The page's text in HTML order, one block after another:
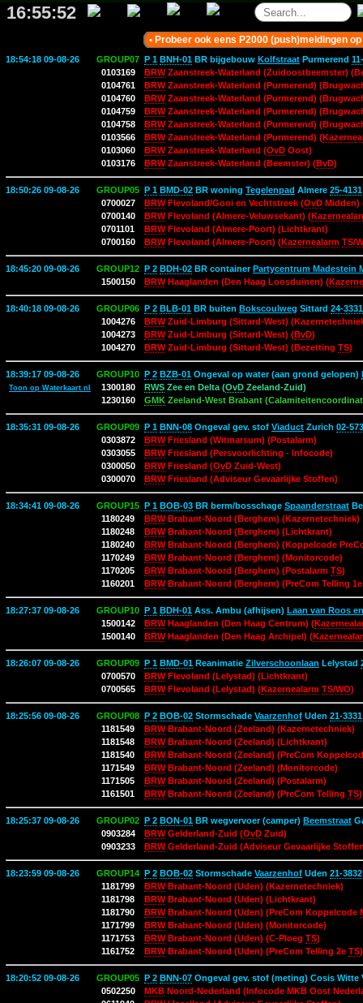
16:55:53
• Probeer ook eens P2000 (push)meldingen
18:54:18 09-08-26 GROUP07 P 1 BNH-01 BR bijgebouw Kolfstraat Purmerend
0103169
BRWZaanstreek-Waterland (Zuidoostbeemster)
0104761
BRWZaanstreek-Waterland (Purmerend)
0104760
BRWZaanstreek-Waterland (Purmerend)
0104759
BRWZaanstreek-Waterland (Purmerend)
0104758
BRWZaanstreek-Waterland (Purmerend)
0103566
BRWZaanstreek-Waterland (Purmerend) (
0103060
BRWZaanstreek-Waterland (OvD Oost)
0103176
BRWZaanstreek-Waterland (Beemster) (BvD)
18:50:26 09-08-26 GROUP05 P 1 BMD-02 BR woning Tegelenpad Almere 25-4131
0700027
BRWFlevoland/Gooi en Vechtstreek (OvD Midden)
0700140
BRWFlevoland (Almere-Veluwsekant) (
0701101
BRWFlevoland (Almere-Poort) (Lichtkrant)
0700160
BRWFlevoland (Almere-Poort) (Kazernealarm TS/
18:45:20 09-08-26 GROUP12 P 2 BDH-02 BR containerPartycentrum Madestein
1500150
BRWHaaglanden (Den Haag Loosduinen) (
18:40:18 09-08-26 GROUP06 P 2 BLB-01 BR buiten Bokscoulweg Sittard 24-3331
1004276
BRWZuid-Limburg (Sittard-West)
1004273
BRWZuid-Limburg (Sittard-West) (BvD)
1004270
BRWZuid-Limburg (Sittard-West) (Bezetting TS)
18:39:17 09-08-26 GROUP10 P 2 BZB-01 Ongeval op water (aan grond gelopen)
Toon op Waterkaart.nl 1300180 RWS Zee en Delta (OvD Zeeland-Zuid)
1230160
GMK Zeeland-West Brabant
18:35:31 09-08-26 GROUP09 P 1 BNN-08 Ongeval gev. stof Viaduct Zurich 02-
0303872
BRWFriesland (Witmarsum) (Postalarm)
0303055
BRWFriesland (Persvoorlichting - Infocode)
0300050
BRWFriesland (OvD Zuid-West)
0300070
BRWFriesland (Adviseur Gevaarlijke Stoffen)
18:34:41 09-08-26 GROUP15 P 1 BOB-03 BR berm/bosschage Spaanderstraat
1180249
BRWBrabant-Noord (Berghem) (Kazernetechniek)
1180248
BRWBrabant-Noord (Berghem) (Lichtkrant)
1180240
BRWBrabant-Noord (Berghem) (Koppelcode
1170249
BRWBrabant-Noord (Berghem) (Monitorcode)
1170205
BRWBrabant-Noord (Berghem) (Postalarm TS)
1160201
BRWBrabant-Noord (Berghem) (PreCom Telling
18:27:37 09-08-26 GROUP10 P 1 BDH-01 Ass. Ambu (afhijsen) Laan van Roos
1500142
BRWHaaglanden (Den Haag Centrum) (
1500140
BRWHaaglanden (Den Haag Archipel) (
18:26:07 09-08-26 GROUP09 P 1 BMD-01 Reanimatie Zilverschoonlaan Lelystad
0700570
BRWFlevoland (Lelystad) (Lichtkrant)
0700565
BRWFlevoland (Lelystad) (Kazernealarm TS/WO)
18:25:56 09-08-26 GROUP08 P 2 BOB-02 Stormschade Vaarzenhof Uden 21-3331
1181549
BRWBrabant-Noord (Zeeland) (Kazernetechniek)
1181548
BRWBrabant-Noord (Zeeland) (Lichtkrant)
1181540
BRWBrabant-Noord (Zeeland) (PreCom
1171549
BRWBrabant-Noord (Zeeland) (Monitorcode)
1171505
BRWBrabant-Noord (Zeeland) (Postalarm)
1161501
BRWBrabant-Noord (Zeeland) (PreCom Telling TS)
18:25:37 09-08-26 GROUP02 P 2 BON-01 BR wegvervoer (camper) Beemstraat
0903284
BRWGelderland-Zuid (OvD Zuid)
0903233
BRWGelderland-Zuid (Adviseur Gevaarlijke
18:23:59 09-08-26 GROUP14 P 2 BOB-02 Stormschade Vaarzenhof Uden 21-3832
1181799
BRWBrabant-Noord (Uden) (Kazernetechniek)
1181798
BRWBrabant-Noord (Uden) (Lichtkrant)
1181790
BRWBrabant-Noord (Uden) (PreCom Koppelcode
1171799
BRWBrabant-Noord (Uden) (Monitorcode)
1171753
BRWBrabant-Noord (Uden) (C-Ploeg TS)
1161752
BRWBrabant-Noord (Uden) (PreCom Telling 2e TS)
18:20:52 09-08-26 GROUP05 P 2 BNN-07 Ongeval gev. stof (meting) Cosis Witte
0502250
MKB Noord-Nederland (Infocode MKB Oost